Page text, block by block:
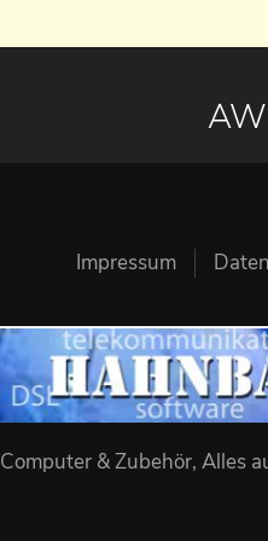
Impressum
Computer & Zubehör, Alles